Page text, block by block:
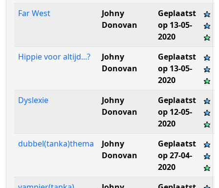
Far West
Johny
Donovan
Geplaatst
op 13-05-
2020
Hippie voor altijd...?
Johny
Donovan
Geplaatst
op 13-05-
2020
Dyslexie
Johny
Donovan
Geplaatst
op 12-05-
2020
dubbel(tanka)thema
Johny
Donovan
Geplaatst
op 27-04-
2020